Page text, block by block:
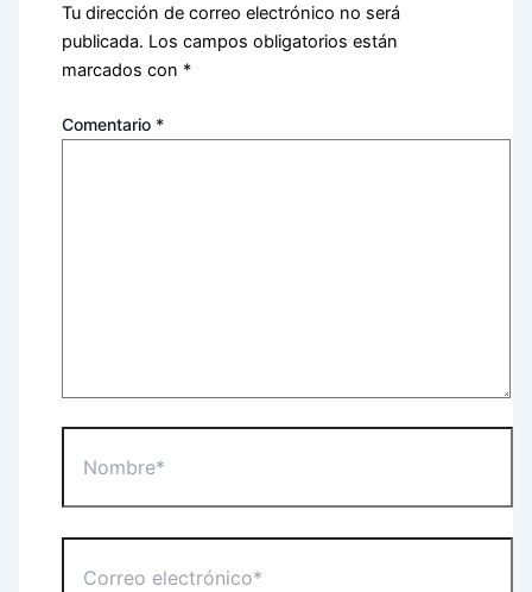
Tu dirección de correo electrónico no será
publicada. Los campos obligatorios están
marcados con *
Comentario *
electrónico*